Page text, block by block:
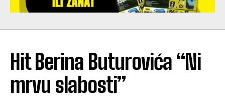
Hit Berina Buturovića “Ni
mrvu slabosti”